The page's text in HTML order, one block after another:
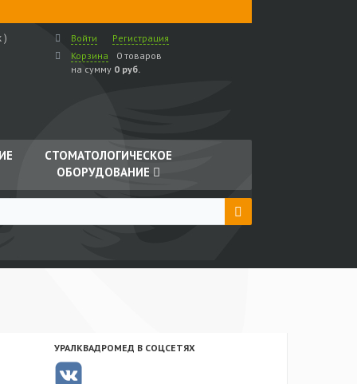
) Войти
Регистрация
Корзина
0 товаров
на сумму 0 руб.
СТОМАТОЛОГИЧЕСКОЕ
ОБОРУДОВАНИЕ
УРАЛКВАДРОМЕД В СОЦСЕТЯХ